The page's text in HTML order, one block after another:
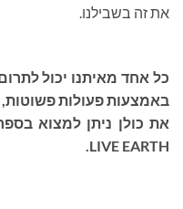
את זה בשבילנו.
כל אחד מאיתנו יכול
באמצעות פעולות
את כולן ניתן למצוא
LIVE EARTH